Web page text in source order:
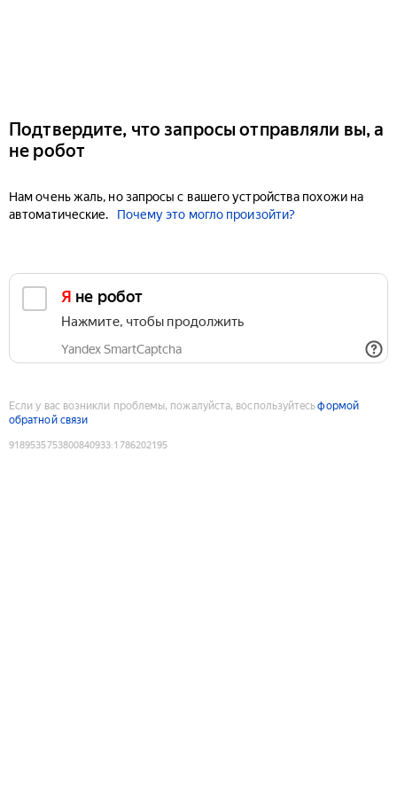
Подтвердите, что запросы отправляли вы, а
не робот
Нам очень жаль, но запросы с вашего устройства похожи на
автоматические.
Почему это могло произойти?
Я не робот
Нажмите, чтобы продолжить
Yandex SmartCaptcha
Если у вас возникли проблемы, пожалуйста, воспользуйтесьформой
обратной связи
9189535753800840933:1786202195